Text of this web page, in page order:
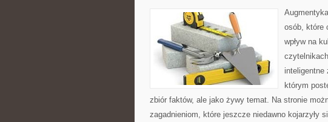
osób, które
wpływ na
inteligentne
którym
zbiór faktów, ale jako żywy temat. Na stronie
zagadnieniom, które jeszcze niedawno kojarzyły